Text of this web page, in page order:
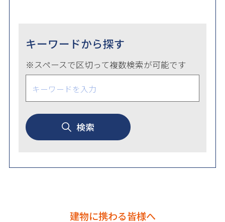
キーワードから探す
※スペースで区切って複数検索が可能です
検索
建物に携わる皆様へ